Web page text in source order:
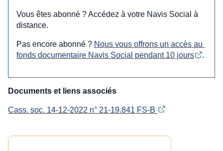
Vous êtes abonné ? Accédez à votre Navis Social à
distance.
Pas encore abonné ? Nous vous offrons un accès au
fonds documentaire Navis Social pendant 10 jours
.
Documents et liens associés
Cass. soc. 14-12-2022 n° 21-19.841 FS-B